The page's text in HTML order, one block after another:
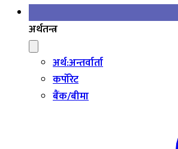
अर्थतन्त्र
अर्थ:अन्तर्वार्ता
कर्पोरेट
बैंक/बीमा